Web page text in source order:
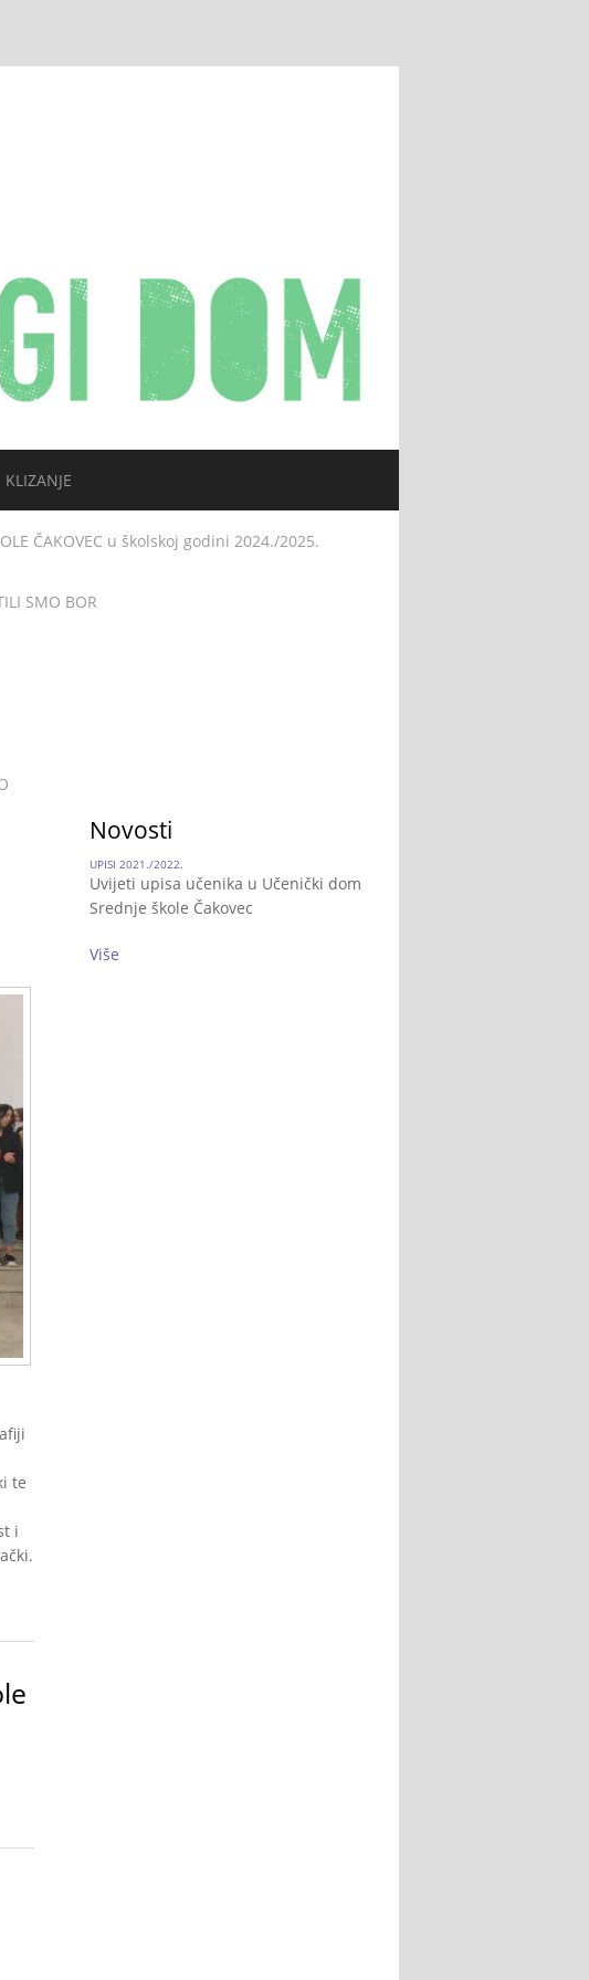
KLIZANJE
ČAKOVEC u školskoj godini 2024./2025.
SMO BOR
te
i
Novosti
UPISI 2021./2022.
Uvijeti upisa učenika u Učenički dom
Srednje škole Čakovec
Više